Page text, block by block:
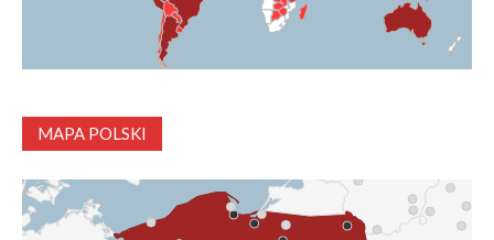
MAPA POLSKI